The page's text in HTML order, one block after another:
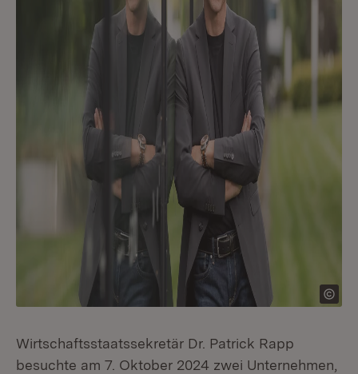
Wirtschaftsstaatssekretär Dr. Patrick Rapp
besuchte am 7. Oktober 2024 zwei Unternehmen,